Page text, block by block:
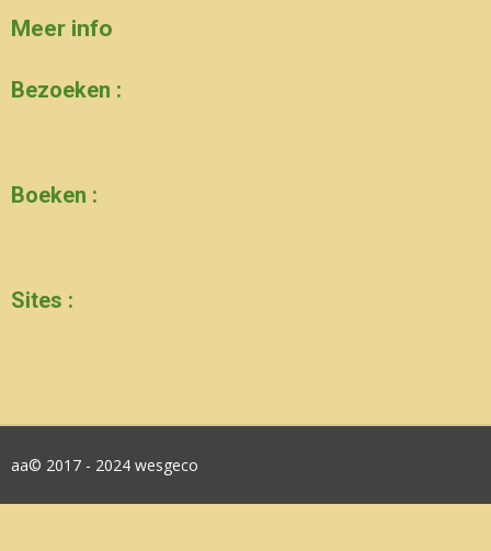
Meer info
Bezoeken :
Boeken :
Sites :
aa© 2017 - 2024 wesgeco